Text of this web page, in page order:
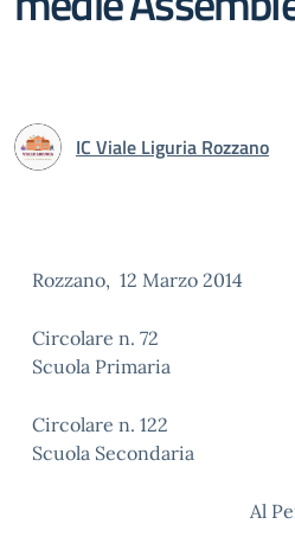
IC Viale Liguria Rozzano
Rozzano, 12 Marzo 2014
Circolare n. 72
Scuola Primaria
Circolare n. 122
Scuola Secondaria
Al